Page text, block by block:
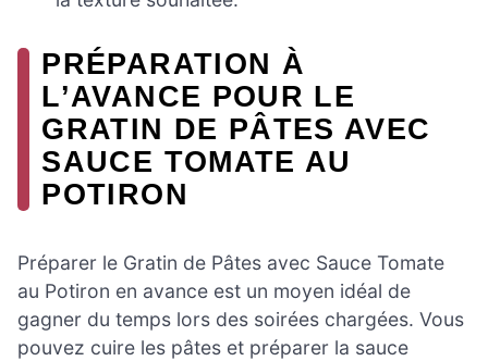
PRÉPARATION À
L’AVANCE POUR LE
GRATIN DE PÂTES AVEC
SAUCE TOMATE AU
POTIRON
Préparer le Gratin de Pâtes avec Sauce Tomate
au Potiron en avance est un moyen idéal de
gagner du temps lors des soirées chargées. Vous
pouvez cuire les pâtes et préparer la sauce